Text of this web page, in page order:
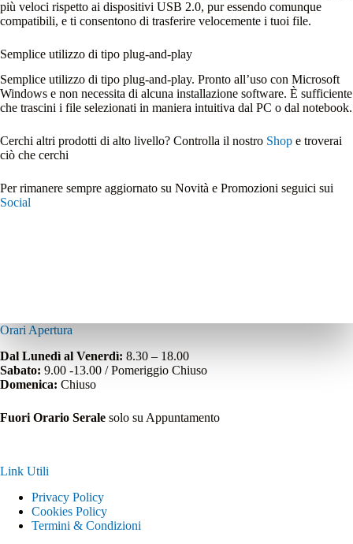
più veloci rispetto ai dispositivi USB 2.0, pur essendo comunque
compatibili, e ti consentono di trasferire velocemente i tuoi file.
Semplice utilizzo di tipo plug-and-play
Semplice utilizzo di tipo plug-and-play. Pronto all’uso con Microsoft
Windows e non necessita di alcuna installazione software. È sufficiente
che trascini i file selezionati in maniera intuitiva dal PC o dal notebook.
Cerchi altri prodotti di alto livello? Controlla il nostro Shop e troverai
ciò che cerchi
Per rimanere sempre aggiornato su Novità e Promozioni seguici sui
Social
Orari Apertura
Dal Lunedì al Venerdì: 8.30 – 18.00
Sabato: 9.00 -13.00 / Pomeriggio Chiuso
Domenica: Chiuso
Fuori Orario Serale solo su Appuntamento
Link Utili
Privacy Policy
Cookies Policy
Termini & Condizioni